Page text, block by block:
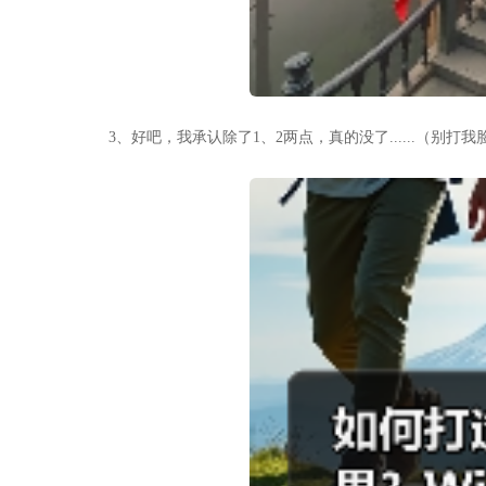
3、好吧，我承认除了1、2两点，真的没了......（别打我